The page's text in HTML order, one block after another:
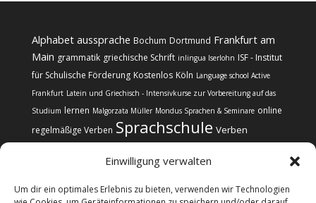
Einwilligung verwalten
Um dir ein optimales Erlebnis zu bieten, verwenden wir Technologien
Alphabet aussprache Bochum Dortmund Frankfurt am
Main grammatik griechische Schrift inlingua Iserlohn ISF - Institut
für Schulische Förderung Kostenlos Köln Language school Active
Frankfurt Latein und Griechisch - Intensivkurse zur Vorbereitung auf das
Studium lernen Malgorzata Müller Mondus Sprachen & Seminare online
regelmäßige Verben Sprachschule Verben